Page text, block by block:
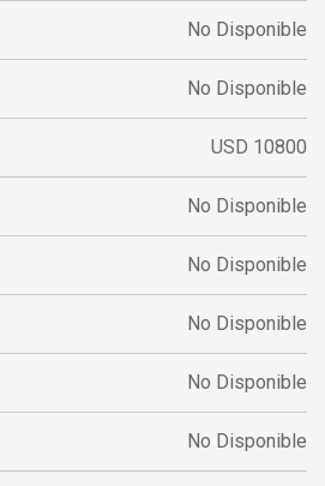
No Disponible
No Disponible
USD 10800
No Disponible
No Disponible
No Disponible
No Disponible
No Disponible